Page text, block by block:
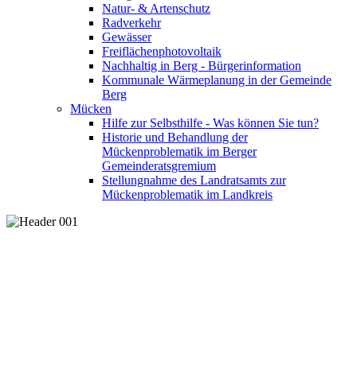
Natur- & Artenschutz
Radverkehr
Gewässer
Freiflächenphotovoltaik
Nachhaltig in Berg - Bürgerinformation
Kommunale Wärmeplanung in der Gemeinde
Berg
Mücken
Hilfe zur Selbsthilfe - Was können Sie tun?
Historie und Behandlung der
Mückenproblematik im Berger
Gemeinderatsgremium
Stellungnahme des Landratsamts zur
Mückenproblematik im Landkreis